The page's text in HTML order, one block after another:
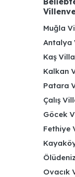
Muğla
Antalya
Kaş
Kalkan
Patara
Çalış
Göcek
Fethiye
Ovacık